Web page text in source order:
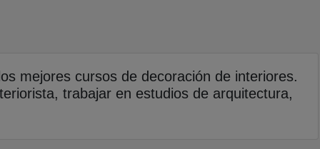
mejores cursos de decoración de interiores.
trabajar en estudios de arquitectura,